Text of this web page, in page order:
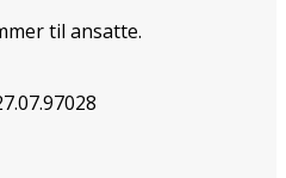
til ansatte.